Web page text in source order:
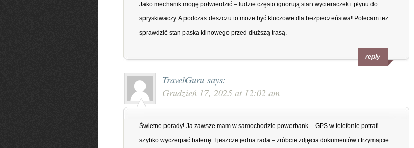
Jako mechanik mogę potwierdzić – ludzie często ignorują stan wycieraczek i płynu do
spryskiwaczy. A podczas deszczu to może być kluczowe dla bezpieczeństwa! Polecam też
sprawdzić stan paska klinowego przed dłuższą trasą.
reply
TravelGuru says:
Grudzień 17, 2025 at 12:02 am
Świetne porady! Ja zawsze mam w samochodzie powerbank – GPS w telefonie potrafi
szybko wyczerpać baterię. I jeszcze jedna rada – zróbcie zdjęcia dokumentów i trzymajcie